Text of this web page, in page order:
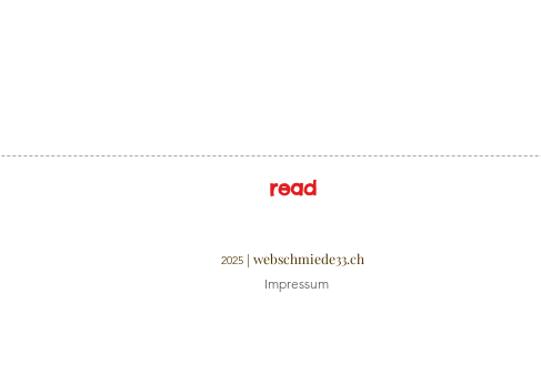
read
2025 | webschmiede33.ch
Impressum